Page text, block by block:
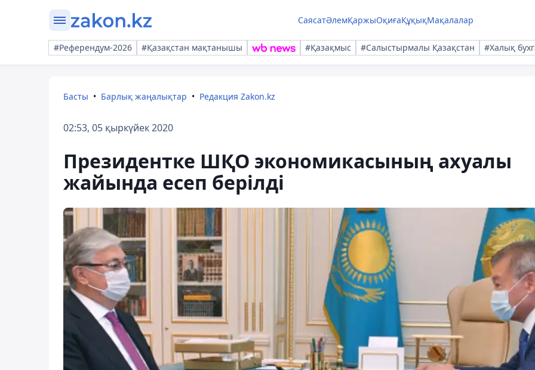
СаясатӘлемҚаржыОқиғаҚұқықМақалалар
#Референдум-2026 #Қазақстан мақтанышы #Қазақмыс #Салыстырмалы Қазақстан #Халық
Басты Барлық жаңалықтар Редакция Zakon.kz
02:53, 05 қыркүйек 2020
Президентке ШҚО экономикасының ахуалы
жайында есеп берілді